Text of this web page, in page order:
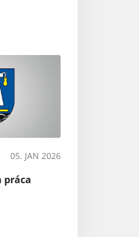
05. JAN 2026
práca